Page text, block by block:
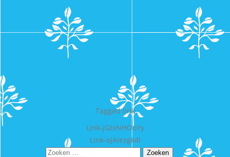
Taggedlink
navigatie
Link-jGtxNHOoYy
Link-ojAIezgk4I
Zoeken